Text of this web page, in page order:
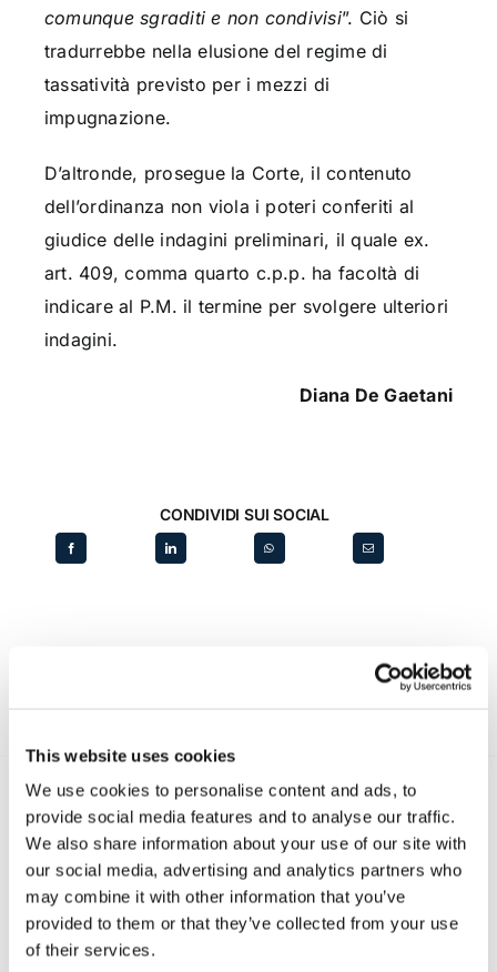
This website uses cookies
We use cookies to personalise content and ads, to
provide social media features and to analyse our traffic.
We also share information about your use of our site with
our social media, advertising and analytics partners who
may combine it with other information that you’ve
provided to them or that they’ve collected from your use
of their services.
comunque sgraditi e non condivisi”. Ciò si
tradurrebbe nella elusione del regime di
tassatività previsto per i mezzi di
impugnazione.
D’altronde, prosegue la Corte, il contenuto
dell’ordinanza non viola i poteri conferiti al
giudice delle indagini preliminari, il quale ex.
art. 409, comma quarto c.p.p. ha facoltà di
indicare al P.M. il termine per svolgere ulteriori
indagini.
Diana De Gaetani
CONDIVIDI SUI SOCIAL
Recent posts.
24 Luglio 2026
Diritto civile, Michela Colitta, Sentenze Cassazione
Roberto De Gaetano